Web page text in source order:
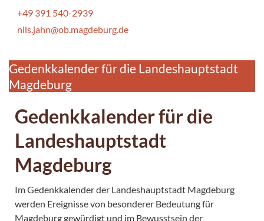
+49 391 540-2939
nils.jahn@ob.magdeburg.de
Gedenkkalender für die Landeshauptstadt
Magdeburg
Gedenkkalender für die
Landeshauptstadt
Magdeburg
Im Gedenkkalender der Landeshauptstadt Magdeburg
werden Ereignisse von besonderer Bedeutung für
Magdeburg gewürdigt und im Bewusstsein der